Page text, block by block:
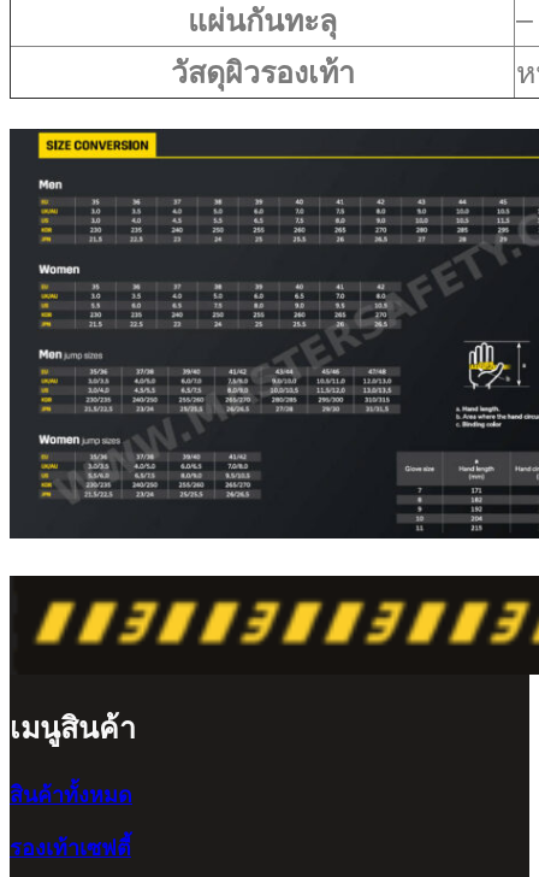
แผ่นกันทะลุ
–
วัสดุผิวรองเท้า
เมนูสินค้า
สินค้าทั้งหมด
รองเท้าเซฟตี้